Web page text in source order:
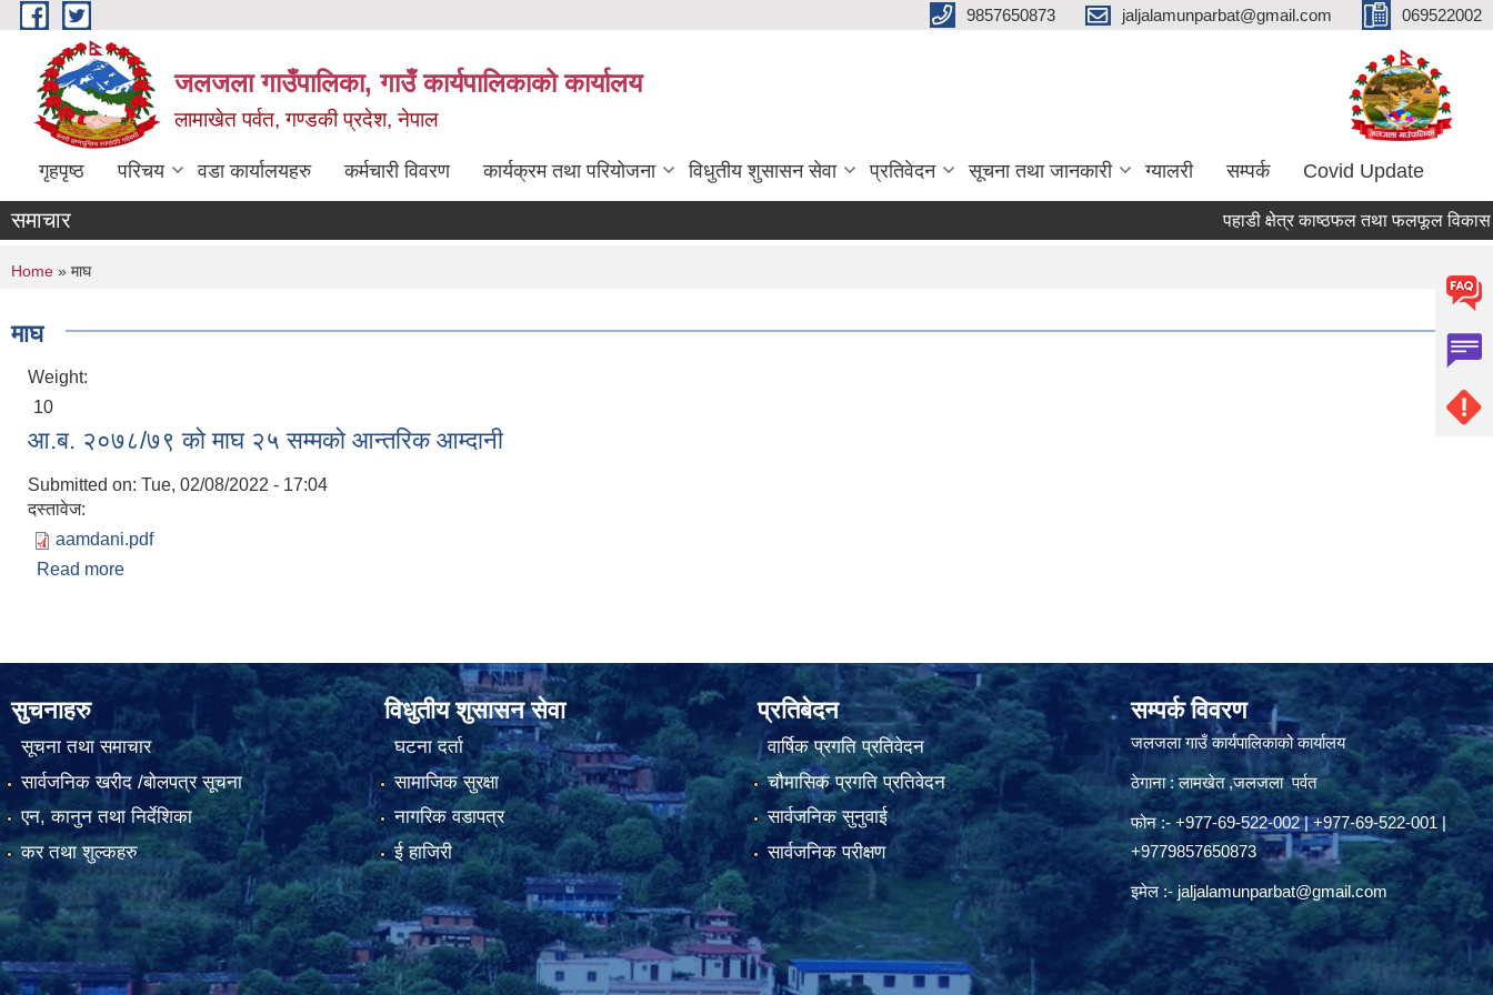
Skip to main content 9857650873 jaljalamunparbat@gmail.com 069522002
जलजला गाउँपालिका, गाउँ कार्यपालिकाको कार्यालय
लामाखेत पर्वत, गण्डकी प्रदेश, नेपाल
गृहपृष्ठ परिचय वडा कार्यालयहरु कर्मचारी विवरण कार्यक्रम तथा परियोजना विधुतीय शुसासन सेवा प्रतिवेदन सूचना तथा जानकारी ग्यालरी सम्पर्क Covid Update
समाचार पहाडी क्षेत्र काष्ठफल तथा फलफूल विकास
You are here
Home » माघ
माघ
Weight:
10
आ.ब. २०७८/७९ को माघ २५ सम्मको आन्तरिक आम्दानी
Submitted on: Tue, 02/08/2022 - 17:04
दस्तावेज:
aamdani.pdf
Read more
सुचनाहरु
सूचना तथा समाचार
सार्वजनिक खरीद /बोलपत्र सूचना
एन, कानुन तथा निर्देशिका
कर तथा शुल्कहरु
विधुतीय शुसासन सेवा
घटना दर्ता
सामाजिक सुरक्षा
नागरिक वडापत्र
ई हाजिरी
प्रतिबेदन
वार्षिक प्रगति प्रतिवेदन
चौमासिक प्रगति प्रतिवेदन
सार्वजनिक सुनुवाई
सार्वजनिक परीक्षण
सम्पर्क विवरण
जलजला गाउँ कार्यपालिकाको कार्यालय
ठेगाना : लामखेत ,जलजला पर्वत
फोन :- +977-69-522-002 | +977-69-522-001 |
+9779857650873
इमेल :- jaljalamunparbat@gmail.com